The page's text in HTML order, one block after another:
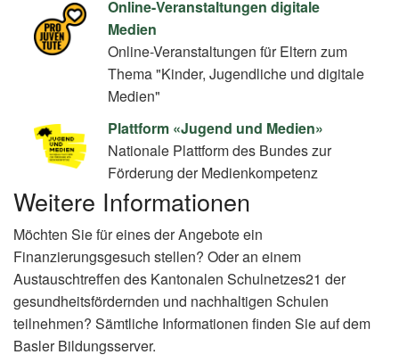
Online-Veranstaltungen digitale
Medien
Online-Veranstaltungen für Eltern zum
Thema "Kinder, Jugendliche und digitale
Medien"
Plattform «Jugend und Medien»
Nationale Plattform des Bundes zur
Förderung der Medienkompetenz
Weitere Informationen
Möchten Sie für eines der Angebote ein
Finanzierungsgesuch stellen? Oder an einem
Austauschtreffen des Kantonalen Schulnetzes21 der
gesundheitsfördernden und nachhaltigen Schulen
teilnehmen? Sämtliche Informationen finden Sie auf dem
Basler Bildungsserver.